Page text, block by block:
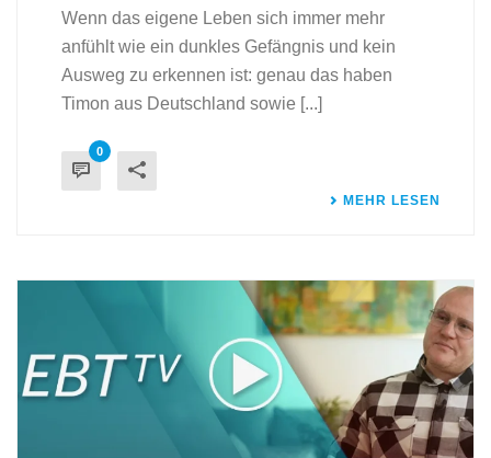
Wenn das eigene Leben sich immer mehr
anfühlt wie ein dunkles Gefängnis und kein
Ausweg zu erkennen ist: genau das haben
Timon aus Deutschland sowie [...]
0
MEHR LESEN